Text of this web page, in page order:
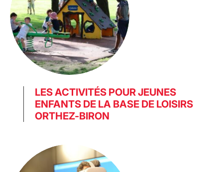
LES ACTIVITÉS POUR JEUNES
ENFANTS DE LA BASE DE LOISIRS
ORTHEZ-BIRON